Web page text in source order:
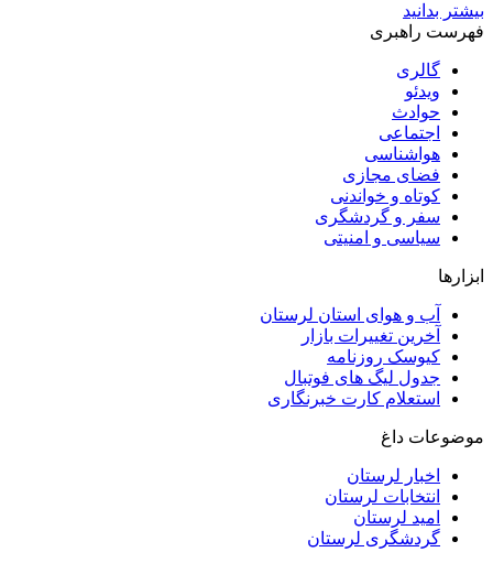
بیشتر بدانید
فهرست راهبری
گالری
ویدئو
حوادث
اجتماعی
هواشناسی
فضای مجازی
کوتاه و خواندنی
سفر و گردشگری
سیاسی و امنیتی
ابزارها
آب و هوای استان لرستان
آخرین تغییرات بازار
کیوسک روزنامه
جدول لیگ های فوتبال
استعلام کارت خبرنگاری
موضوعات داغ
اخبار لرستان
انتخابات لرستان
امید لرستان
گردشگری لرستان